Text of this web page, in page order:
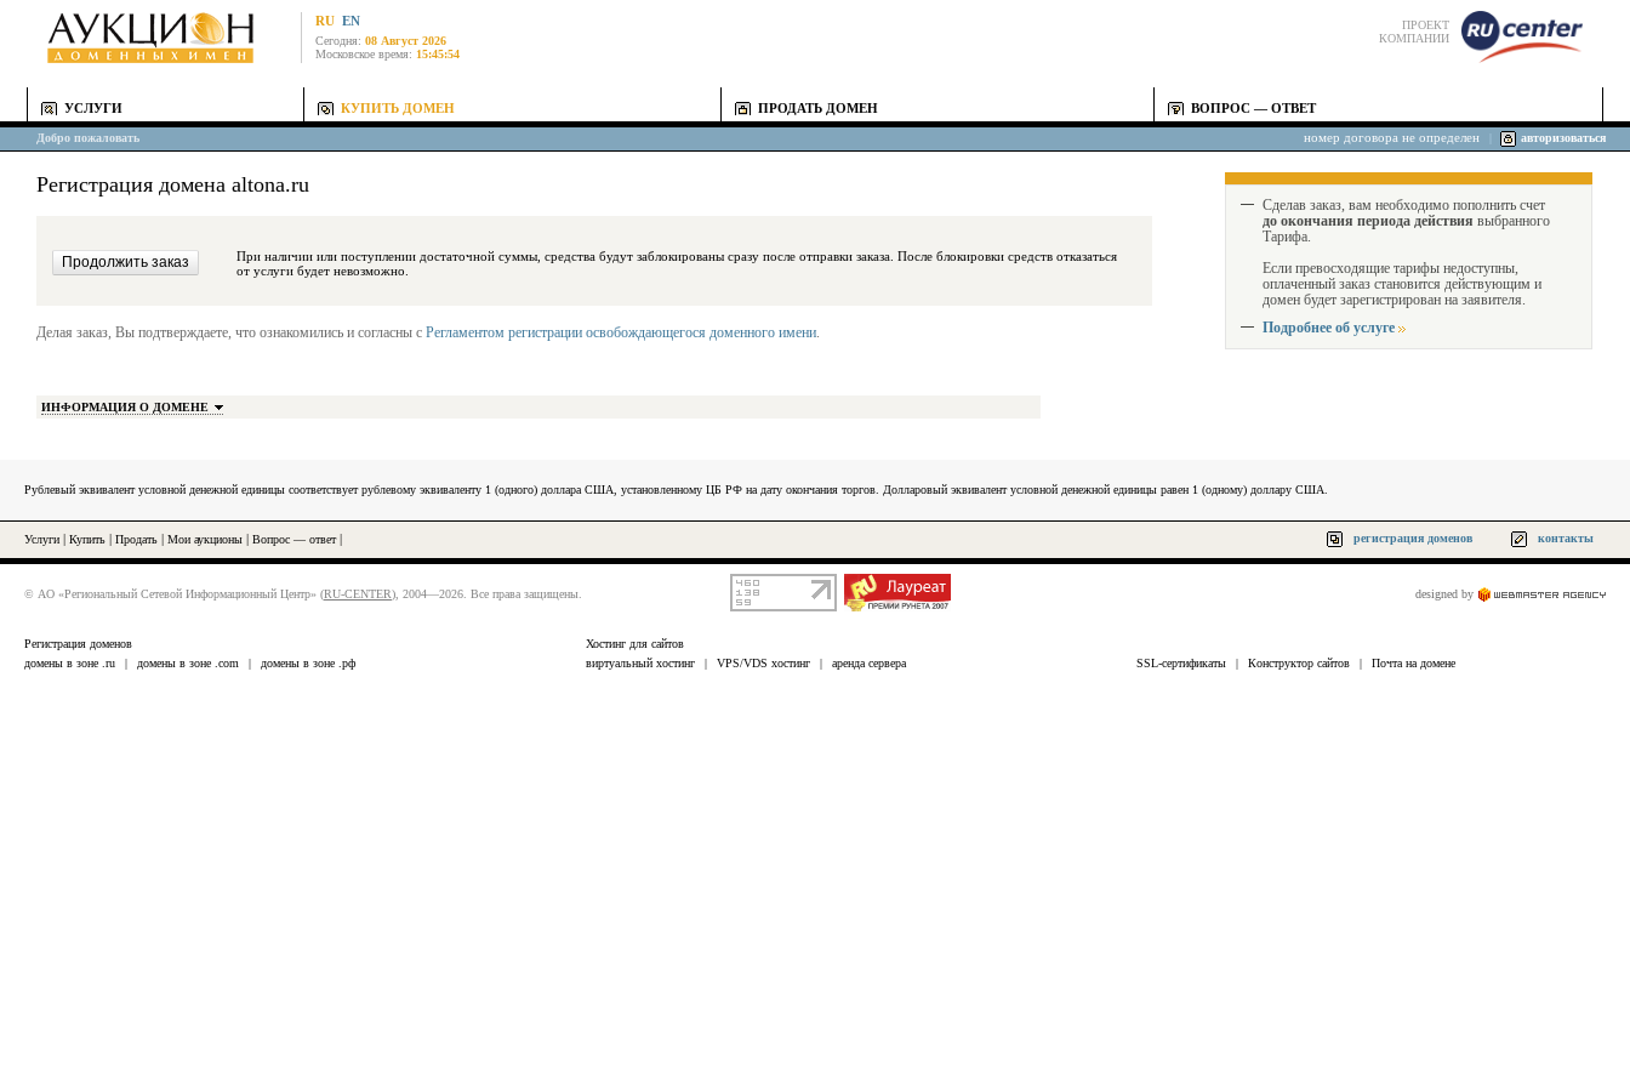
RU EN
Сегодня: 08 Август 2026
Московское время: 15:45:54
ПРОЕКТ
КОМПАНИИ
УСЛУГИ КУПИТЬ ДОМЕН ПРОДАТЬ ДОМЕН ВОПРОС — ОТВЕТ
Добро пожаловать номер договора не определен авторизоваться
Регистрация домена altona.ru
При наличии или поступлении достаточной суммы, средства будут заблокированы сразу после отправки заказа. После блокировки средств отказаться
от услуги будет невозможно.
Делая заказ, Вы подтверждаете, что ознакомились и согласны с Регламентом регистрации освобождающегося доменного имени.
ИНФОРМАЦИЯ О ДОМЕНЕ
Сделав заказ, вам необходимо пополнить счет
до окончания периода действия выбранного
Тарифа.
Если превосходящие тарифы недоступны,
оплаченный заказ становится действующим и
домен будет зарегистрирован на заявителя.
Подробнее об услуге
Рублевый эквивалент условной денежной единицы соответствует рублевому эквиваленту 1 (одного) доллара США, установленному ЦБ РФ на дату окончания торгов. Долларовый эквивалент условной денежной единицы равен 1 (одному) доллару США.
Услуги Купить Продать Мои аукционы Вопрос — ответ| регистрация доменов контакты
© АО «Региональный Сетевой Информационный Центр» (RU-CENTER), 2004—2026. Все права защищены. designed by
Регистрация доменов
домены в зоне .ru
| домены в зоне .com | домены в зоне .рф
Хостинг для сайтов
виртуальный хостинг
| VPS/VDS хостинг | аренда сервера SSL-сертификаты | Конструктор сайтов | Почта на домене